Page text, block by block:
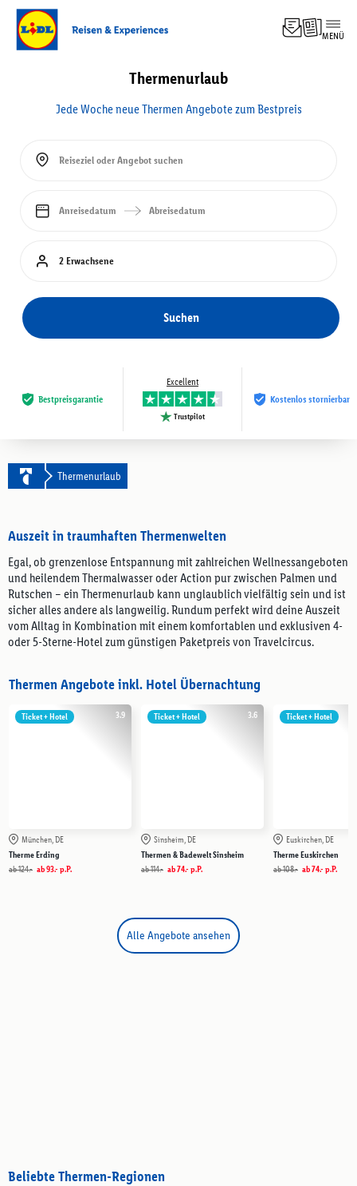
MENÜ
Thermenurlaub
Jede Woche neue Thermen Angebote zum Bestpreis
Reiseziel oder Angebot suchen
Anreisedatum Abreisedatum
2 Erwachsene
Suchen
Bestpreis­garantie
Excellent
Trustpilot
Kostenlos stornierbar
Thermenurlaub
Auszeit in traumhaften Thermenwelten
Egal, ob grenzenlose Entspannung mit zahlreichen Wellnessangeboten
und heilendem Thermalwasser oder Action pur zwischen Palmen und
Rutschen – ein Thermenurlaub kann unglaublich vielfältig sein und ist
sicher alles andere als langweilig. Rundum perfekt wird deine Auszeit
vom Alltag in Kombination mit einem komfortablen und exklusiven 4-
oder 5-Sterne-Hotel zum günstigen Paketpreis von Travelcircus.
Thermen Angebote inkl. Hotel Übernachtung
3.9
Ticket + Hotel
München, DE
Therme Erding
ab124.- ab93.- p.P.
3.6
Ticket + Hotel
Sinsheim, DE
Thermen & Badewelt Sinsheim
ab114.- ab74.- p.P.
Ticket + Hotel
Euskirchen, DE
Therme Euskirchen
ab108.- ab74.- p.P.
Alle Angebote ansehen
Beliebte Thermen-Regionen